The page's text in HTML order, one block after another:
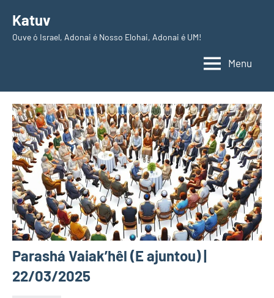
paraKatuv
Ouve ó Israel, Adonai é Nosso Elohai, Adonai é UM!
Menu
Parashá Vaiak’hêl (E ajuntou) |
22/03/2025